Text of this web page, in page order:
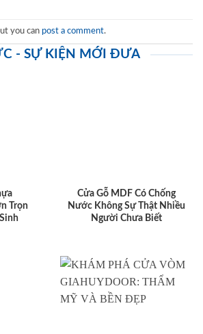
you can post a comment.
- SỰ KIỆN MỚI ĐƯA
Trọn
Cửa Gỗ MDF Có Chống
Nước Không Sự Thật Nhiều
Người Chưa Biết